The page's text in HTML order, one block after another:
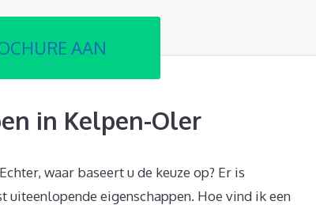
AAN
in Kelpen-Oler
waar baseert u de keuze op? Er is
eigenschappen. Hoe vind ik een